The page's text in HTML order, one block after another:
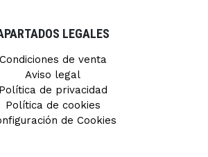
LEGALES
Condiciones de venta
Aviso legal
Política de privacidad
Política de cookies
de Cookies